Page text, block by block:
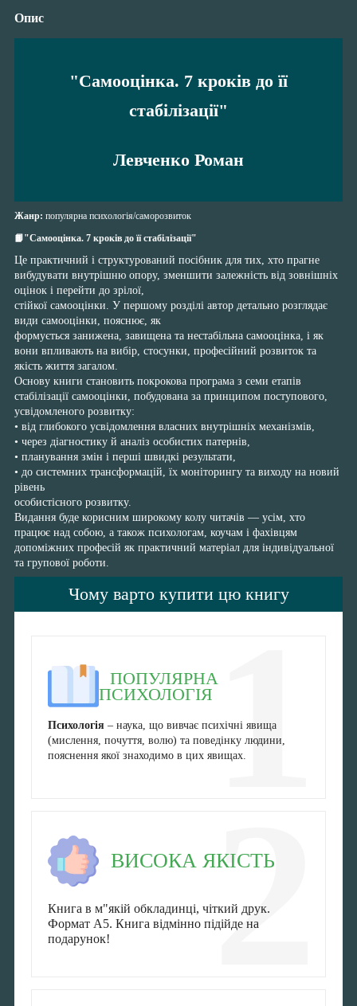
Опис
"Самооцінка. 7 кроків до її
стабілізації"
Левченко Роман
Жанр: популярна психологія/саморозвиток
📙"Самооцінка. 7 кроків до її стабілізації"
Це практичний і структурований посібник для тих, хто прагне
вибудувати внутрішню опору, зменшити залежність від зовнішніх
оцінок і перейти до зрілої,
стійкої самооцінки. У першому розділі автор детально розглядає
види самооцінки, пояснює, як
формується занижена, завищена та нестабільна самооцінка, і як
вони впливають на вибір, стосунки, професійний розвиток та
якість життя загалом.
Основу книги становить покрокова програма з семи етапів
стабілізації самооцінки, побудована за принципом поступового,
усвідомленого розвитку:
• від глибокого усвідомлення власних внутрішніх механізмів,
• через діагностику й аналіз особистих патернів,
• планування змін і перші швидкі результати,
• до системних трансформацій, їх моніторингу та виходу на новий
рівень
особистісного розвитку.
Видання буде корисним широкому колу читачів — усім, хто
працює над собою, а також психологам, коучам і фахівцям
допоміжних професій як практичний матеріал для індивідуальної
та групової роботи.
Чому варто купити цю книгу
1
ПОПУЛЯРНА
ПСИХОЛОГІЯ
Психологія – наука, що вивчає психічні явища
(мислення, почуття, волю) та поведінку людини,
пояснення якої знаходимо в цих явищах.
2
ВИСОКА ЯКІСТЬ
Книга в м"якій обкладинці, чіткий друк.
Формат А5. Книга відмінно підійде на
подарунок!